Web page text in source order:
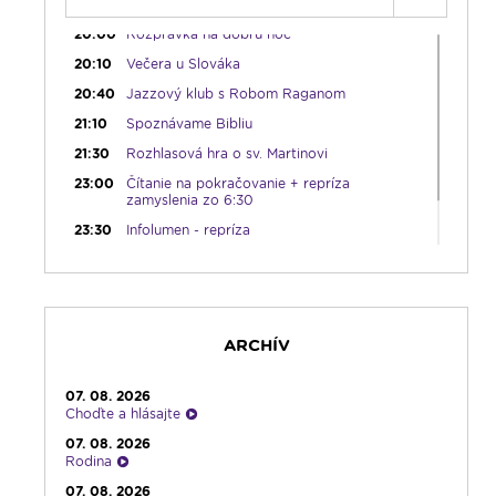
20:00
Rozprávka na dobrú noc
20:10
Večera u Slováka
20:40
Jazzový klub s Robom Raganom
21:10
Spoznávame Bibliu
21:30
Rozhlasová hra o sv. Martinovi
23:00
Čítanie na pokračovanie + repríza
zamyslenia zo 6:30
23:30
Infolumen - repríza
ARCHÍV
07. 08. 2026
Choďte a hlásajte
07. 08. 2026
Rodina
07. 08. 2026